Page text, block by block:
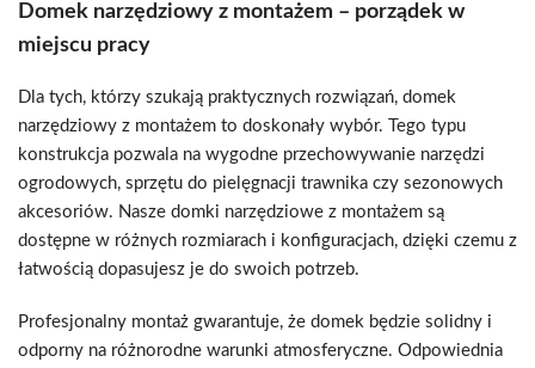
Domek narzędziowy z montażem – porządek w
miejscu pracy
Dla tych, którzy szukają praktycznych rozwiązań, domek
narzędziowy z montażem to doskonały wybór. Tego typu
konstrukcja pozwala na wygodne przechowywanie narzędzi
ogrodowych, sprzętu do pielęgnacji trawnika czy sezonowych
akcesoriów. Nasze domki narzędziowe z montażem są
dostępne w różnych rozmiarach i konfiguracjach, dzięki czemu z
łatwością dopasujesz je do swoich potrzeb.
Profesjonalny montaż gwarantuje, że domek będzie solidny i
odporny na różnorodne warunki atmosferyczne. Odpowiednia